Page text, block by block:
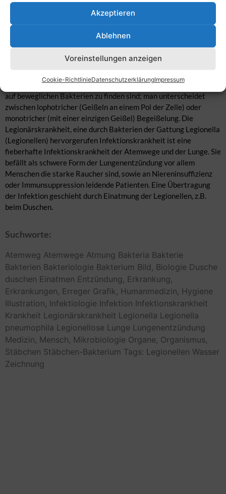
Akzeptieren
Ablehnen
Voreinstellungen anzeigen
Cookie-RichtlinieDatenschutzerklärungImpressum
Legionellen sind wassergängige stäbchenförmige Bakterien mit
pathogenen Auswirkungen auf den Menschen, die in den meisten
Fällen der Auslöser der Legionellose (Legionärskrankheit) sind.
bekanntesten und am weitesten verbreitete Legionella
meist monopolarer Begeißelung. Geißeln sind Zellfortsätze, die
auf beweglichen Bakterien zu finden sind; man unterscheidet
zwischen lophotricher (Geißeln an einem Pol der Zelle) oder
monotricher (mit einer einzigen Geißel) Begeißelung. Die
Legionärskrankheit, eine durch Bakterien der Gattung Legionella
(Legionellen) hervorgerufen Infektionskrankheit ist eine
fieberhafte Infektionskrankheit der Atemwege und der Lunge. Sie
befällt als schwere Form der Lungenentzündung vor allem
Menschen die starke Raucher sind, sowie an Niereninsuffizienz
oder Immunsuppression leidende Patienten. Eine Übertragung
der Infektion geschieht durch Einatmung der Legionellen, z.B.
beim Duschen.
Suchworte:
Atemweg Atemwege Atmung Bakteria Bakterie
Bakterien Bakteriologie Bakterium Bild, Biologie Dusche
duschen Einatmen Entzündung, Erkrankung,
Erkrankungen, Erreger Grafik, Humanmedizin, Hygiene
Illustration, Infektiologie Infektion Infektionskrankheit
Krankheit Legionärskrankheit Legionella Legionella
pneumophila Legionellose Lunge Lungenentzündung
Medizin, Mensch, Mikrobiologie Organe, Organismus,
Stäbchen Stäbchen-Bakterium Tags: Legionellen Wasser
Zeichnung